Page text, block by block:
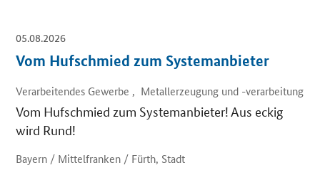
05.08.2026
Vom Hufschmied zum Systemanbieter
Verarbeitendes Gewerbe , Metallerzeugung und -verarbeitung
Vom Hufschmied zum Systemanbieter! Aus eckig
wird Rund!
Bayern / Mittelfranken / Fürth, Stadt